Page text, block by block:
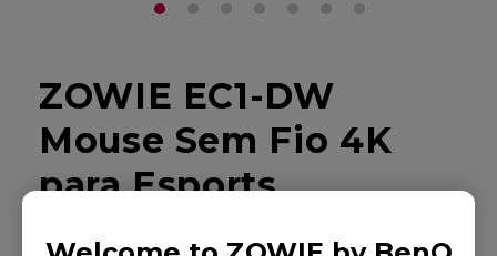
ZOWIE EC1-DW
Mouse Sem Fio 4K
para Esports